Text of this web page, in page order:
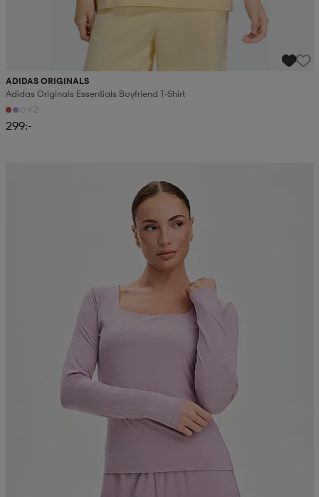
ADIDAS ORIGINALS
Adidas Originals Essentials Boyfriend T-Shirt
+2
299:-